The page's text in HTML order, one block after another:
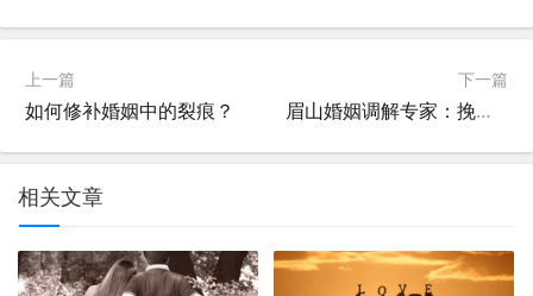
上一篇
如何修补婚姻中的裂痕？
下一篇
眉山婚姻调解专家：挽回一段感情必须要做什么？
相关文章